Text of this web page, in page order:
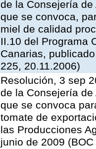
de la Consejería
que se convoca,
miel de calidad
II.10 del Programa
Canarias,
225, 20.11.2006)
Resolución, 3 sep
de la Consejería
que se convoca
tomate de
las Producciones
junio de 2009